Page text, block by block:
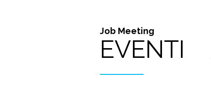
Job Meeting
EVENTI